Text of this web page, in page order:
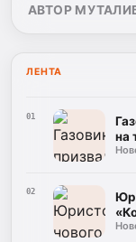
АВТОР
ЛЕНТА
01
на
02